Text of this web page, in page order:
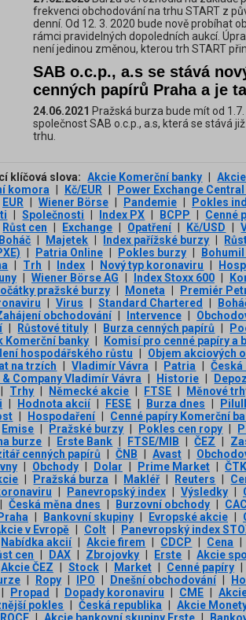
frekvenci obchodování na trhu START z
denní. Od 12. 3. 2020 bude nově probíhat
rámci pravidelných dopoledních aukcí.
není jedinou změnou, kterou trh START
SAB o.c.p., a.s se stává
cenných papírů Praha a je
24.06.2021 Pražská burza bude mít od
společnost SAB o.c.p., a.s, která se stává
trhu.
klíčová slova: Akcie Komerční banky
komora
Kč/EUR
Power Exchange
EUR Wiener Börse Pandemie
Pokles
Společnosti Index PX BCPP
Cenné
Růst cen Exchange Opatření Kč/USD
Majetek Index pařížské burzy
Patria Online Pokles burzy
Trh Index Nový typ koronaviru
Wiener Börse AG Index Stoxx 600
pražské burzy Moneta
Premiér
Virus Standard Chartered
obchodování Intervence
Růstové tituly Burza cenných papírů
Komerční banky
Komisí pro cenné papíry a
hospodářského růstu
Objem akciových
na trzích
Vladimír Vávra Patria
Česká
& Company Vladimír Vávra Historie
Trhy Německé akcie FTSE
Měnové
Hodnota akcií FESE Burza dnes
Hospodaření
Cenné papíry Komerční
Emise Pražské burzy Pokles cen ropy
burze Erste Bank FTSE/MIB ČEZ
cenných papírů
ČNB Avast
Obchody Dolar Prime Market
ČTK
Pražská burza Makléř Reuters
Panevropský index Výsledky
Česká měna dnes Burzovní obchody
Praha Bankovní skupiny Evropské akcie
v Evropě Colt
Panevropský index
Nabídka akcií Akcie firem CDCP Cena
cen
DAX Zbrojovky Erste
Akcie
Akcie ČEZ Stock Market Cenné papíry
Ropy IPO Dnešní obchodování
Propad Dopady koronaviru CME
pokles
Česká republika
Akcie